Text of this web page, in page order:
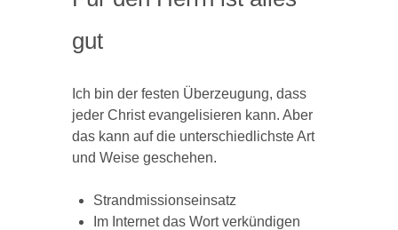
gut
Ich bin der festen Überzeugung, dass
jeder Christ evangelisieren kann. Aber
das kann auf die unterschiedlichste Art
und Weise geschehen.
Strandmissionseinsatz
Im Internet das Wort verkündigen